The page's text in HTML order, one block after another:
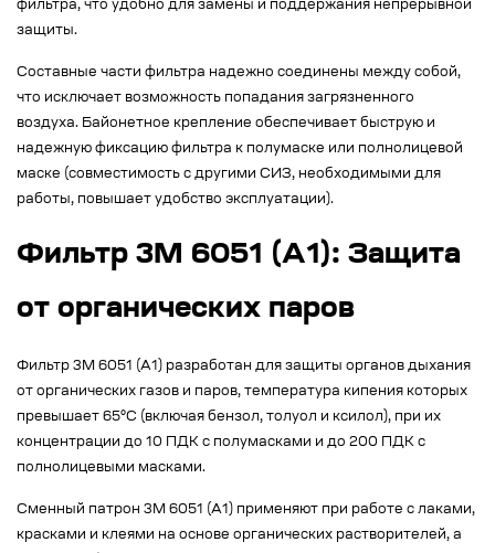
фильтра, что удобно для замены и поддержания непрерывной
защиты.
Составные части фильтра надежно соединены между собой,
что исключает возможность попадания загрязненного
воздуха. Байонетное крепление обеспечивает быструю и
надежную фиксацию фильтра к полумаске или полнолицевой
маске (совместимость с другими СИЗ, необходимыми для
работы, повышает удобство эксплуатации).
Фильтр 3M 6051 (A1): Защита
от органических паров
Фильтр 3M 6051 (A1) разработан для защиты органов дыхания
от органических газов и паров, температура кипения которых
превышает 65°C (включая бензол, толуол и ксилол), при их
концентрации до 10 ПДК с полумасками и до 200 ПДК с
полнолицевыми масками.
Сменный патрон 3М 6051 (А1) применяют при работе с лаками,
красками и клеями на основе органических растворителей, а